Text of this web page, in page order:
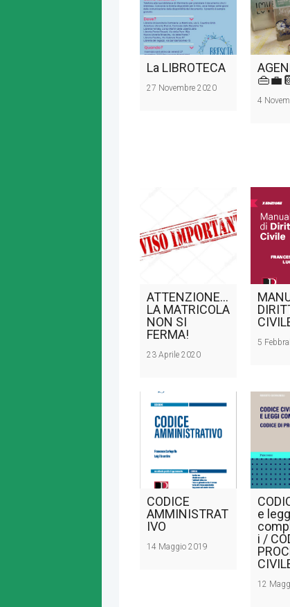
La LIBROTECA
27 Novembre 2020
4
ATTENZIONE…
LA MATRICOLA
NON SI
FERMA!
23 Aprile 2020
5
CODICE
AMMINISTRAT
IVO
14 Maggio 2019
e
i /
12